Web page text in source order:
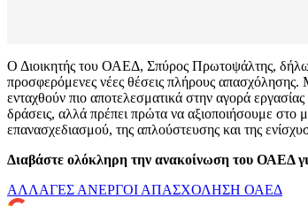
Ο Διοικητής του ΟΑΕΔ, Σπύρος Πρωτοψάλτης,
προσφερόμενες νέες θέσεις πλήρους απασχόλησης.
ενταχθούν πιο αποτελεσματικά στην αγορά
δράσεις, αλλά πρέπει πρώτα να αξιοποιήσουμε στο
επανασχεδιασμού, της απλούστευσης και της
Διαβάστε ολόκληρη την ανακοίνωση του ΟΑΕΔ
ΑΛΛΑΓΕΣ ΑΝΕΡΓΟΙ ΑΠΑΣΧΟΛΗΣΗ ΟΑΕΔ